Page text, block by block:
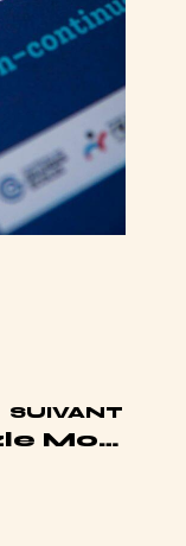
SUIVANT
Puzzle Mon paysage intérieur